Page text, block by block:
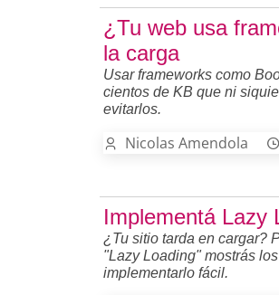
¿Tu web usa
la carga
Usar frameworks como
cientos de KB que ni
evitarlos.
Nicolas Amendola
Implementá Lazy
¿Tu sitio tarda en cargar?
"Lazy Loading" mostrás
implementarlo fácil.